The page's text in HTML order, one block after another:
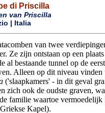
di Priscilla
van Priscilla
| Italia
van twee
Ze zijn ontstaan op een
al bestaande tunnel op de
Alleen op dit niveau vinden
('slaapkamers' - in dit geval
zich ook de oudste graven,
familie waartoe vermoedelijk
Kapel).